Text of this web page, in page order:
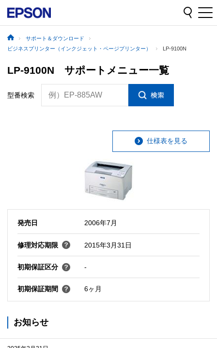
サポート＆ダウンロード
ビジネスプリンター（インクジェット・ページプリンター）
LP-9100N
LP-9100N サポートメニュー一覧
型番検索 例）EP-885AW
仕様表を見る
発売日 2006年7月
修理対応期限 2015年3月31日
初期保証区分 -
初期保証期間 6ヶ月
お知らせ